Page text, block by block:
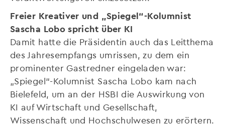
Freier Kreativer und „Spiegel“-Kolumnist
Sascha Lobo spricht über KI
Damit hatte die Präsidentin auch das Leitthema
des Jahresempfangs umrissen, zu dem ein
prominenter Gastredner eingeladen war:
„Spiegel“-Kolumnist Sascha Lobo kam nach
Bielefeld, um an der HSBI die Auswirkung von
KI auf Wirtschaft und Gesellschaft,
Wissenschaft und Hochschulwesen zu erörtern.